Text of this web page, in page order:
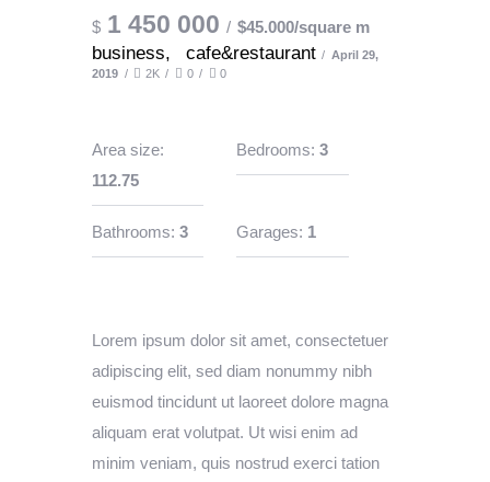
$ 1 450 000 $45.000/square m
business, cafe&restaurant
April 29,
2019
2K 0 0
Area size:
112.75
Bedrooms: 3
Bathrooms: 3 Garages: 1
Lorem ipsum dolor sit amet, consectetuer
adipiscing elit, sed diam nonummy nibh
euismod tincidunt ut laoreet dolore magna
aliquam erat volutpat. Ut wisi enim ad
minim veniam, quis nostrud exerci tation